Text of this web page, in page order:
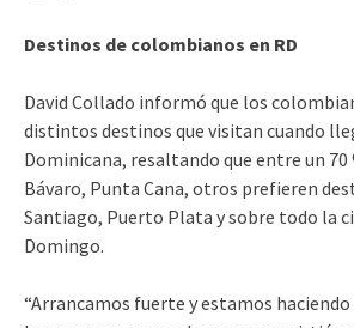
Destinos de colombianos en RD
David Collado informó que los
distintos destinos que visitan cuando
Dominicana, resaltando que entre un 70
Bávaro, Punta Cana, otros prefieren
Santiago, Puerto Plata y sobre todo la
Domingo.
“Arrancamos fuerte y estamos haciendo